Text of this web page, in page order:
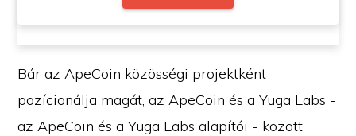
Bár az ApeCoin közösségi projektként
pozícionálja magát, az ApeCoin és a Yuga Labs -
az ApeCoin és a Yuga Labs alapítói - között